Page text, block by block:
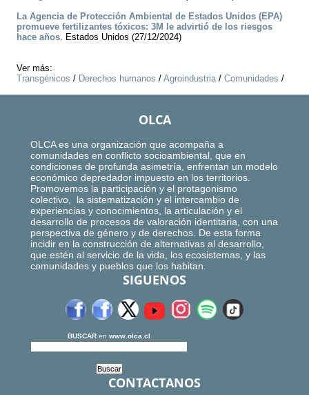
La Agencia de Protección Ambiental de Estados Unidos (EPA)
promueve fertilizantes tóxicos: 3M le advirtió de los riesgos
hace años. Estados Unidos (27/12/2024)
Ver más:
Transgénicos / Derechos humanos / Agroindustria/ Comunidades /
OLCA
OLCA es una organización que acompaña a
comunidades en conflicto socioambiental, que en
condiciones de profunda asimetría, enfrentan un modelo
económico depredador impuesto en los territorios.
Promovemos la participación y el protagonismo
colectivo, la sistematización y el intercambio de
experiencias y conocimientos, la articulación y el
desarrollo de procesos de valoración identitaria, con una
perspectiva de género y de derechos. De esta forma
incidir en la construcción de alternativas al desarrollo,
que estén al servicio de la vida, los ecosistemas, y las
comunidades y pueblos que los habitan.
SIGUENOS
BUSCAR en www.olca.cl
CONTACTANOS